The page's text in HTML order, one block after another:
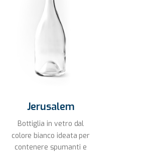
Jerusalem
Bottiglia in vetro dal
colore bianco ideata per
contenere spumanti e